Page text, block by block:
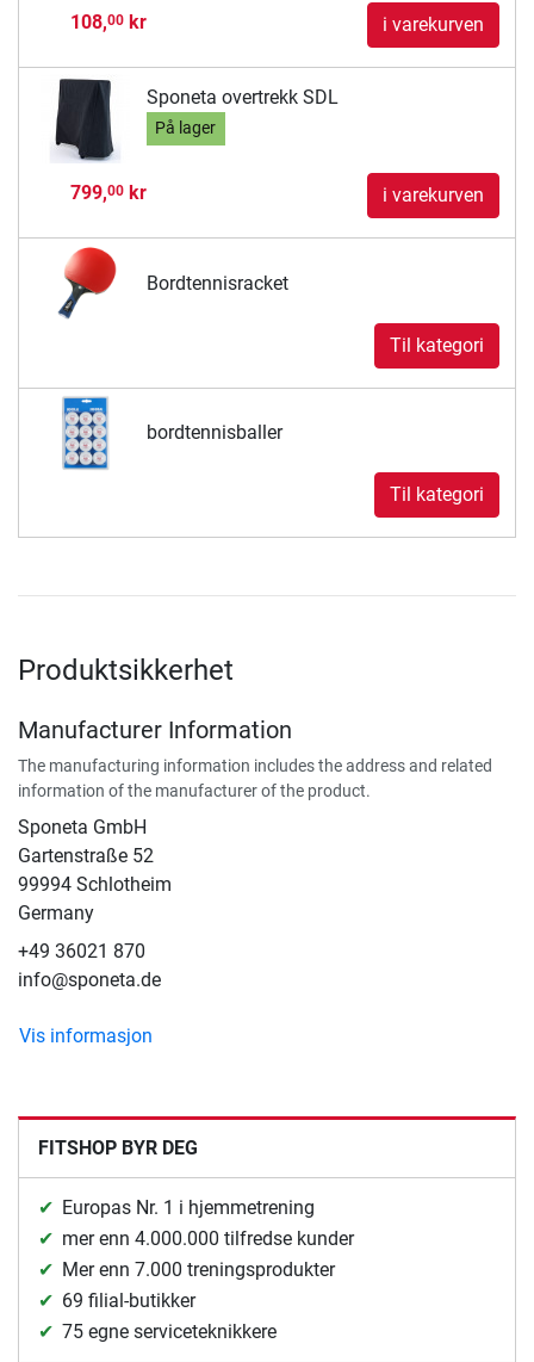
108,00kr i varekurven
Sponeta overtrekk SDL
På lager
799,00kr i varekurven
Bordtennisracket
Til kategori
bordtennisballer
Til kategori
Produktsikkerhet
Manufacturer Information
The manufacturing information includes the address and related
information of the manufacturer of the product.
Sponeta GmbH
Gartenstraße 52
99994 Schlotheim
Germany
+49 36021 870
info@sponeta.de
Vis informasjon
FITSHOP BYR DEG
Europas Nr. 1 i hjemmetrening
mer enn 4.000.000 tilfredse kunder
Mer enn 7.000 treningsprodukter
69 filial-butikker
75 egne serviceteknikkere